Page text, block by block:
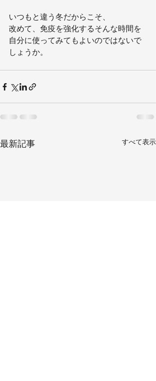
いつもと違う冬だからこそ、
改めて、免疫を強化するそんな時間を
自分に使ってみてもよいのではないで
しょうか。
最新記事 すべて表示